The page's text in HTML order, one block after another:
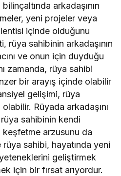
arkadaşının
yeni projeler veya
içinde olduğunu
rüya sahibinin arkadaşının
ve onun için duyduğu
zamanda, rüya sahibi
bir arayış içinde olabilir
gelişimi, rüya
Rüyada arkadaşını
sahibinin kendi
keşfetme arzusunu da
sahibi, hayatında yeni
geliştirmek
için bir fırsat arıyordur.